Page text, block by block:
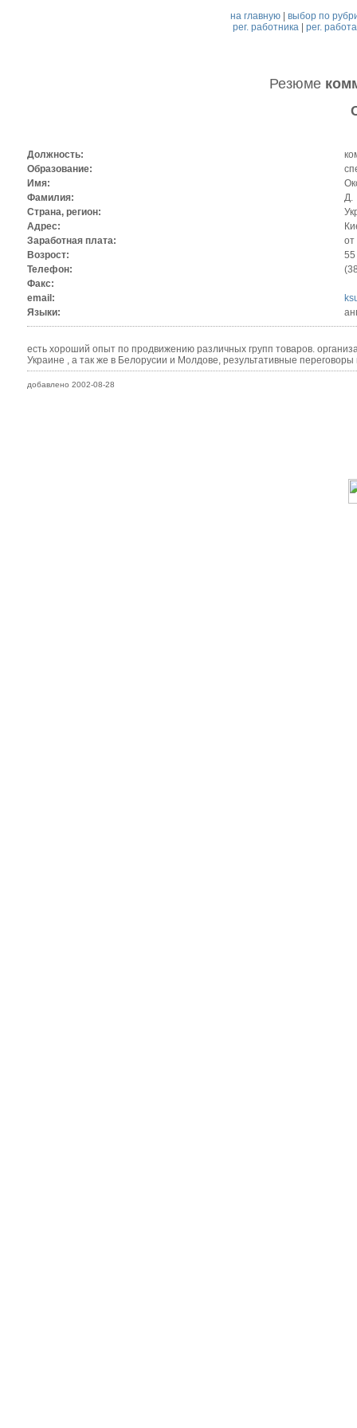
на главную |выбор по
рег. работника| рег.
Резюме
Должность:
Образование:
Имя:
Фамилия:
Д.
Страна, регион:
Адрес:
Заработная плата:
от
Возрост:
55
Телефон:
Факс:
email:
Языки:
есть хороший опыт по продвижению различных групп товаров.
Украине , а так же в Белорусии и Молдове, результативные
добавлено 2002-08-28